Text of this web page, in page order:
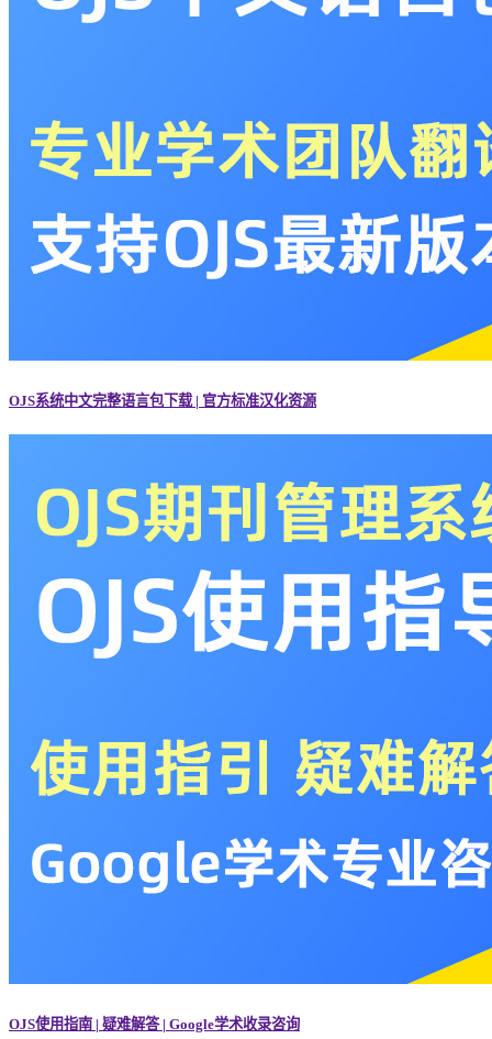
OJS系统中文完整语言包下载 | 官方标准汉化资源
OJS使用指南 | 疑难解答 | Google学术收录咨询